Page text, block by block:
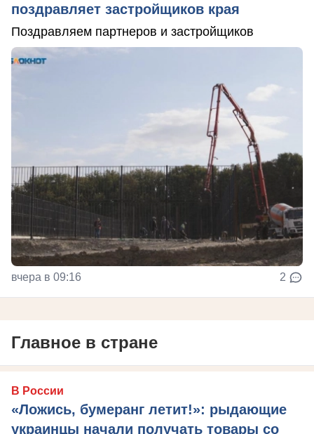
поздравляет застройщиков края
Поздравляем партнеров и застройщиков
вчера в 09:16 2
Главное в стране
В России
«Ложись, бумеранг летит!»: рыдающие
украинцы начали получать товары со